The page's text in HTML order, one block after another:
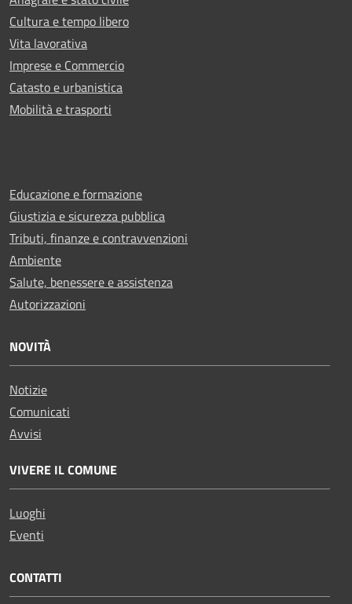
Cultura e tempo libero
Vita lavorativa
Imprese e Commercio
Catasto e urbanistica
Mobilità e trasporti
Educazione e formazione
Giustizia e sicurezza pubblica
Tributi, finanze e contravvenzioni
Ambiente
Salute, benessere e assistenza
Autorizzazioni
NOVITÀ
Notizie
Comunicati
Avvisi
VIVERE IL COMUNE
Luoghi
Eventi
CONTATTI